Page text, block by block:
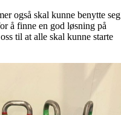
også skal kunne benytte seg
å finne en god løsning på
til at alle skal kunne starte